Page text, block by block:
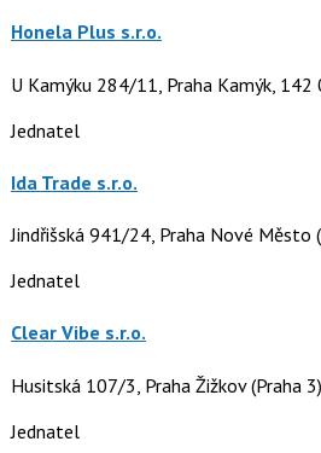
Honela Plus s.r.o.
U Kamýku 284/11, Praha Kamýk, 142
Jednatel
Ida Trade s.r.o.
Jindřišská 941/24, Praha Nové Město
Jednatel
Clear Vibe s.r.o.
Husitská 107/3, Praha Žižkov (Praha
Jednatel